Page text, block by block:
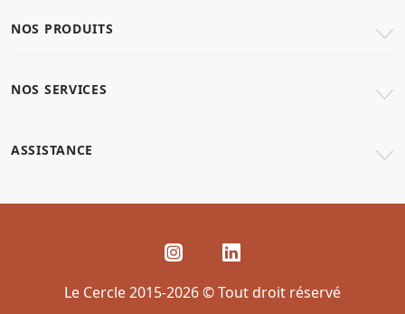
NOS PRODUITS
NOS SERVICES
ASSISTANCE
Le Cercle 2015-2026 © Tout droit réservé